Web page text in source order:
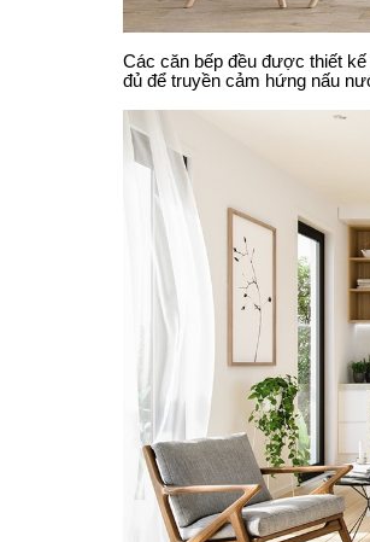
Các căn bếp đều được thiết
đủ để truyền cảm hứng nấu